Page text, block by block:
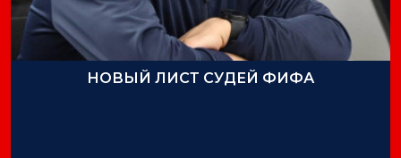
НОВЫЙ ЛИСТ СУДЕЙ ФИФА